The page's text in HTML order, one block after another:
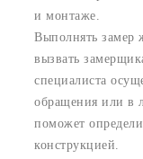
и монтаже.
Выполнять замер
вызвать
специалиста
обращения или в
поможет
конструкцией.